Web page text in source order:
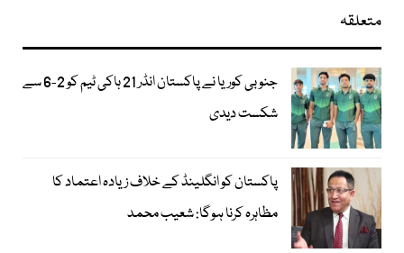
متعلقہ
جنوبی کوریا نے پاکستان انڈر 21 ہاکی ٹیم کو 2-6 سے
شکست دیدی
پاکستان کو انگلینڈ کے خلاف زیادہ اعتماد کا
مظاہرہ کرنا ہوگا: شعیب محمد